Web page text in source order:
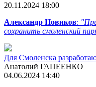
20.11.2024 18:00
Александр Новиков:
сохранить смоленский
Для Смоленска
Анатолий ГАПЕЕНКО
04.06.2024 14:40